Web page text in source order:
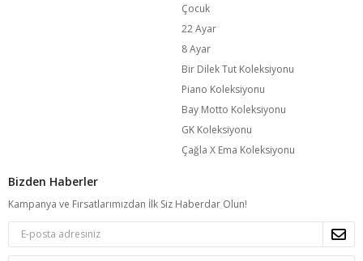
Çocuk
22 Ayar
8 Ayar
Bir Dilek Tut Koleksiyonu
Piano Koleksiyonu
Bay Motto Koleksiyonu
GK Koleksiyonu
Çağla X Ema Koleksiyonu
Bizden Haberler
Kampanya ve Fırsatlarımızdan İlk Siz Haberdar Olun!